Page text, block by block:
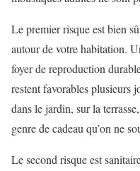
Le premier risque est bien
autour de votre habitation.
foyer de reproduction
restent favorables plusieurs
dans le jardin, sur la
genre de cadeau qu’on ne
Le second risque est